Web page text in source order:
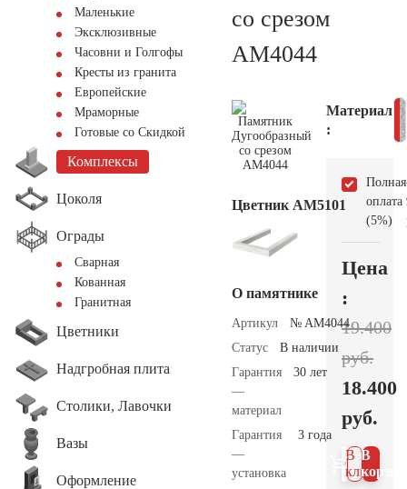
Маленькие
Эксклюзивные
Часовни и Голгофы
Кресты из гранита
Европейские
Мраморные
Готовые со Скидкой
Комплексы
Цоколя
Ограды
Сварная
Кованная
Гранитная
Цветники
Надгробная плита
Столики, Лавочки
Вазы
Оформление
со срезом
AM4044
Цветник АМ5101
О памятнике
Артикул
№ AM4044
Статус
В наличии
Гарантия
—
материал
30 лет
Гарантия
—
установка
3 года
Материал
:
Полная
оплата
(5%)
Цена
:
19.400
руб.
18.400
руб.
В
В 1
клик